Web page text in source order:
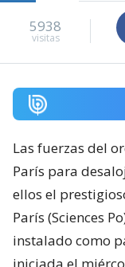
5938
visitas
Las fuerzas del
París para
ellos el
París (Sciences
instalado como
iniciada el